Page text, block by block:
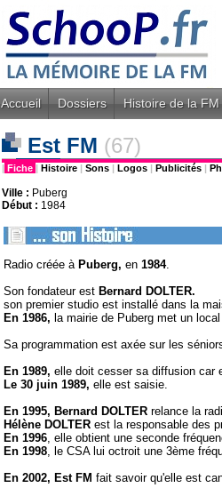
Accueil Dossiers Histoire de la FM
Est FM (67)
| Fiche | Histoire | Sons | Logos | Publicités |
Ville : Puberg
Début : 1984
Radio créée à Puberg, en 1984.
Son fondateur est Bernard DOLTER.
son premier studio est installé dans la
En 1986, la mairie de Puberg met un
Sa programmation est axée sur les
En 1989, elle doit cesser sa diffusion car
Le 30 juin 1989, elle est saisie.
En 1995, Bernard DOLTER relance la
Hélène DOLTER est la responsable des
En 1996, elle obtient une seconde
En 1998, le CSA lui octroit une 3ème
En 2002, Est FM fait savoir qu'elle est